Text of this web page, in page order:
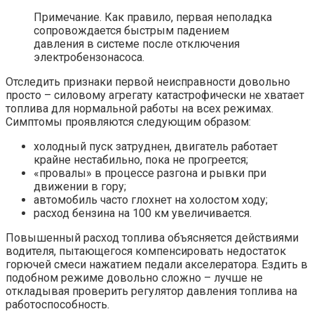
Примечание. Как правило, первая неполадка
сопровождается быстрым падением
давления в системе после отключения
электробензонасоса.
Отследить признаки первой неисправности довольно
просто – силовому агрегату катастрофически не хватает
топлива для нормальной работы на всех режимах.
Симптомы проявляются следующим образом:
холодный пуск затруднен, двигатель работает
крайне нестабильно, пока не прогреется;
«провалы» в процессе разгона и рывки при
движении в гору;
автомобиль часто глохнет на холостом ходу;
расход бензина на 100 км увеличивается.
Повышенный расход топлива объясняется действиями
водителя, пытающегося компенсировать недостаток
горючей смеси нажатием педали акселератора. Ездить в
подобном режиме довольно сложно – лучше не
откладывая проверить регулятор давления топлива на
работоспособность.